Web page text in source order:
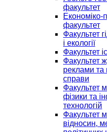
факультет
Економіко-
факультет
Факультет
і екології
Факультет
Факультет
реклами та
справи
Факультет
фізики та
технологій
Факультет
відносин,